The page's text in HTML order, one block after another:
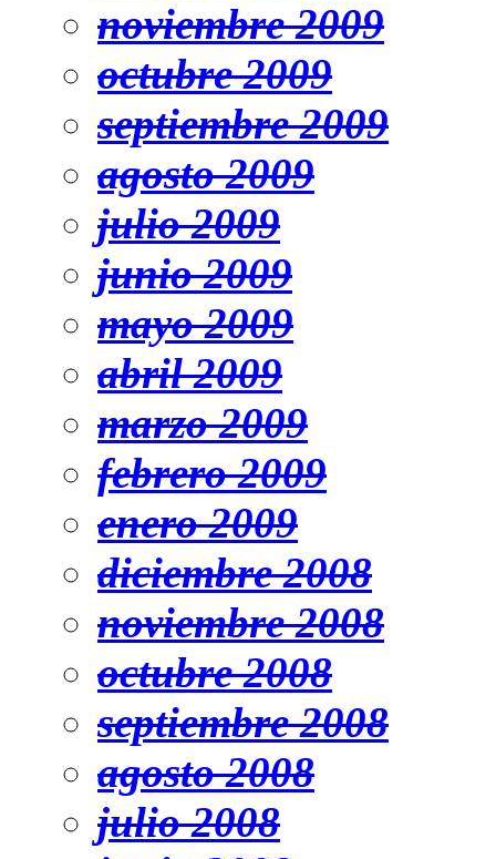
noviembre 2009
octubre 2009
septiembre 2009
agosto 2009
julio 2009
junio 2009
mayo 2009
abril 2009
marzo 2009
febrero 2009
enero 2009
diciembre 2008
noviembre 2008
octubre 2008
septiembre 2008
agosto 2008
julio 2008